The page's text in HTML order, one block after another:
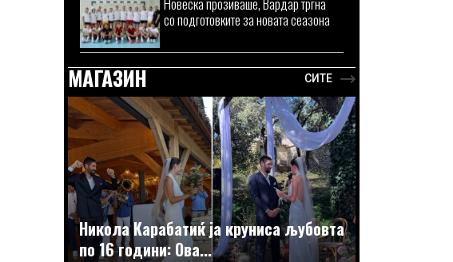
со подготовките за новата сеазона
МАГАЗИН СИТЕ
Никола Карабатиќ ја круниса љубовта
по 16 години: Ова...